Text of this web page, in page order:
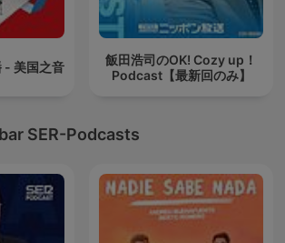
- 美国之音
飯田浩司のOK! Cozy up！
Podcast【最新回のみ】
SER-Podcasts